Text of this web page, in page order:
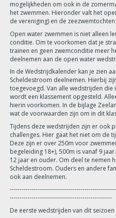
mogelijkheden om ook in de
het zwemmen. Hieronder valt het
de vereniging) en de
Open water zwemmen is niet alleen
conditie. Om te voorkomen dat je
trainen en geen zwemconditie meer
deelnemen aan de open water
In de Wedstrijdkalender kan je zien
Scheldestroom deelnemen. Hierbij
toegevoegd. Van alle wedstrijden
wordt een klassement opgesteld.
hierin voorkomen. In de bijlage
wat de voorwaarden zijn om in dit
Tijdens deze wedstrijden zijn er ook
challenges. Hier gaat het niet om de
Deze zijn er over 250m voor
begeleiding 18+), 500m is vanaf 9
12 jaar en ouder. Om deel te nemen
Scheldestroom. Ouders en andere
ook aan deelnemen.
----------------------------------------------------
De eerste wedstrijden van dit seizoen